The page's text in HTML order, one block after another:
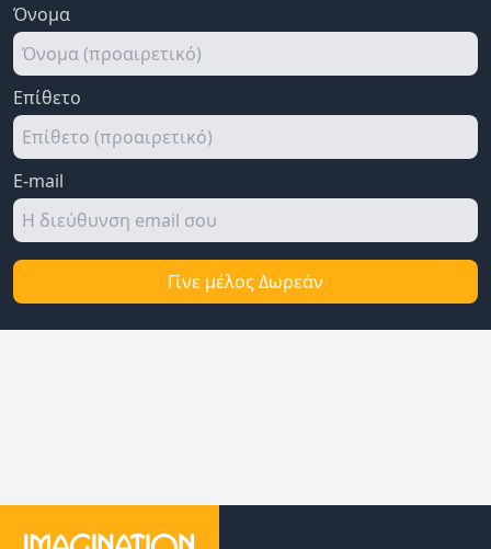
Όνομα
Επίθετο
E-mail
Γίνε μέλος Δωρεάν